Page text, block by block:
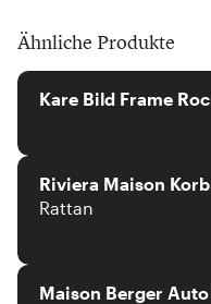
Ähnliche Produkte
Kare Bild Frame
Riviera Maison
Rattan
Maison Berger